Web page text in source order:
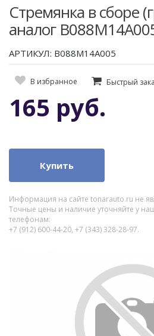
Стремянка в сборе
аналог
АРТИКУЛ: B088M14A005
В избранное Быстрый
165 руб.
Купить
Информация на сайте tonarauto.ru не
Точные цены и наличие уточняйте у
телефонам:
+7 (912) 600-44-20, +7 (343) 328-28-97.